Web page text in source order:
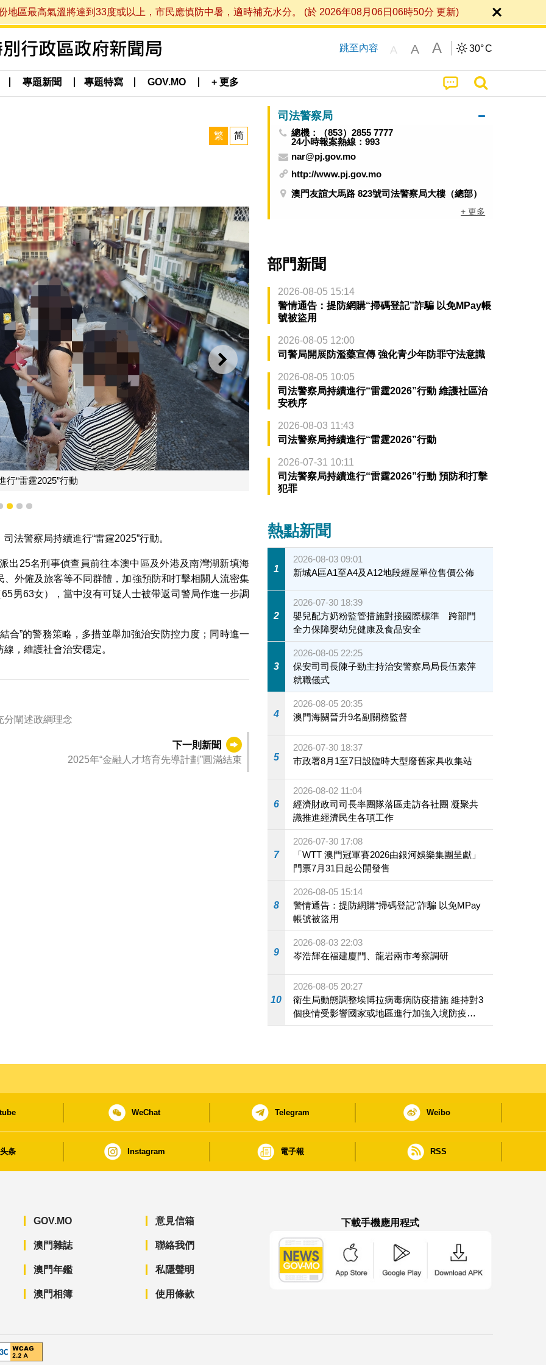
地區最高氣溫將達到33度或以上，市民應慎防中暑，適時補充水分。 (於 2026年08月06日06時50分 更新)
跳至內容 A A A 30°C
專題新聞 專題特寫 GOV.MO + 更多
繁 简
下一則
行“雷霆2025”行動
1 2 3 4
法警察局持續進行“雷霆2025”行動。
出25名刑事偵查員前往本澳中區及外港及南灣湖新填海
外僱及旅客等不同群體，加強預防和打擊相關人流密集
男63女），當中沒有可疑人士被帶返司警局作進一步調
合”的警務策略，多措並舉加強治安防控力度；同時進一
，維護社會治安穩定。
分闡述政綱理念
下一則新聞
2025年“金融人才培育先導計劃”圓滿結束
司法警察局
總機：（853）2855 7777
24小時報案熱線：993
nar@pj.gov.mo
http://www.pj.gov.mo
澳門友誼大馬路 823號司法警察局大樓（總部）
+ 更多
部門新聞
2026-08-05 15:14
警情通告：提防網購“掃碼登記”詐騙 以免MPay帳
號被盜用
2026-08-05 12:00
司警局開展防濫藥宣傳 強化青少年防罪守法意識
2026-08-05 10:05
司法警察局持續進行“雷霆2026”行動 維護社區治
安秩序
2026-08-03 11:43
司法警察局持續進行“雷霆2026”行動
2026-07-31 10:11
司法警察局持續進行“雷霆2026”行動 預防和打擊
犯罪
熱點新聞
1
2026-08-03 09:01
新城A區A1至A4及A12地段經屋單位售價公佈
2
2026-07-30 18:39
嬰兒配方奶粉監管措施對接國際標準 跨部門
全力保障嬰幼兒健康及食品安全
3
2026-08-05 22:25
保安司司長陳子勁主持治安警察局局長伍素萍
就職儀式
4
2026-08-05 20:35
澳門海關晉升9名副關務監督
5
2026-07-30 18:37
市政署8月1至7日設臨時大型廢舊家具收集站
6
2026-08-02 11:04
經濟財政司司長率團隊落區走訪各社團 凝聚共
識推進經濟民生各項工作
7
2026-07-30 17:08
「WTT 澳門冠軍賽2026由銀河娛樂集團呈獻」
門票7月31日起公開發售
8
2026-08-05 15:14
警情通告：提防網購“掃碼登記”詐騙 以免MPay
帳號被盜用
9
2026-08-03 22:03
岑浩輝在福建廈門、龍岩兩市考察調研
10
2026-08-05 20:27
衛生局動態調整埃博拉病毒病防疫措施 維持對3
個疫情受影響國家或地區進行加強入境防疫措
施
WeChat Telegram Weibo
条 Instagram 電子報 RSS
GOV.MO
澳門雜誌
澳門年鑑
澳門相簿
意見信箱
聯絡我們
私隱聲明
使用條款
下載手機應用程式